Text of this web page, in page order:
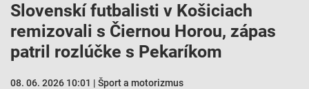
Slovenskí futbalisti v Košiciach
remizovali s Čiernou Horou, zápas
patril rozlúčke s Pekaríkom
08. 06. 2026 10:01 | Šport a motorizmus